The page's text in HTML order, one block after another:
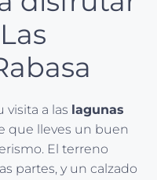
visita a las lagunas
que lleves un buen
El terreno
partes, y un calzado